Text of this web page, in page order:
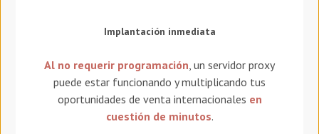
Implantación inmediata
Al no requerir programación , un servidor proxy
puede estar funcionando y multiplicando tus
oportunidades de venta internacionales en
cuestión de minutos.